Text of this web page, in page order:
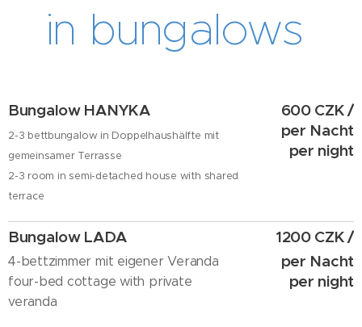
in bungalows
Bungalow HANYKA
2-3 bettbungalow in Doppelhaushälfte mit
gemeinsamer Terrasse
2-3 room in semi-detached house with shared
terrace
600 CZK /
per Nacht
per night
Bungalow LADA
4-bettzimmer mit eigener Veranda
four-bed cottage with private
veranda
1200 CZK /
per Nacht
per night